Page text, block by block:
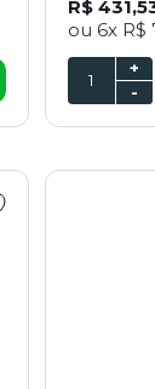
R$
ou 6x R$
-
+